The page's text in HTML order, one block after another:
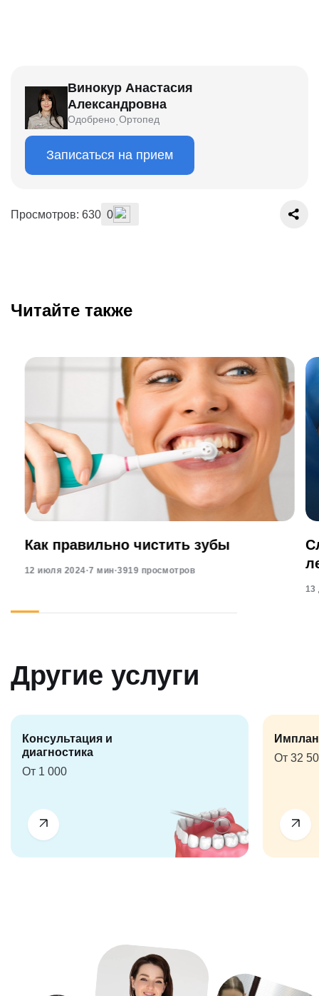
Винокур Анастасия
Александровна
Одобрено·Ортопед
Записаться на прием
Просмотров: 630 0
Читайте также
Как правильно чистить зубы
12 июля 2024·7 мин·3919 просмотров
13
Другие услуги
Консультация и
диагностика
От 1 000
От 32